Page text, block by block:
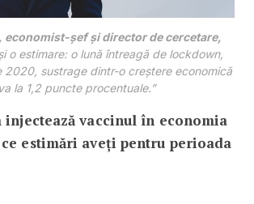
economist-șef și director de cercetare,
o estimare: o lună întreagă de lockdown,
2020, sustrage dintr-o creștere economică
la 1,2 puncte procentuale.”
injectează vaccinul în economia
ce estimări aveți pentru perioada